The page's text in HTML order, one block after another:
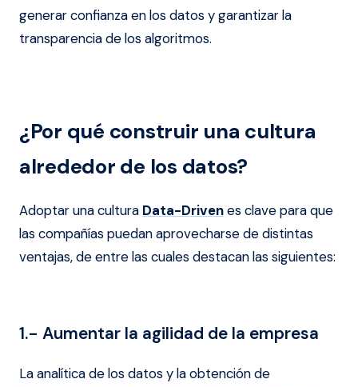
generar confianza en los datos ygarantizar la
transparencia de los algoritmos.
¿Por qué construir una cultura
alrededor de los datos?
Adoptar una cultura Data-Drivenes clave para que
las compañías puedan aprovecharse de distintas
ventajas, de entre las cuales destacan las siguientes:
1.- Aumentar la agilidad de la empresa
La analítica de los datos y la obtención de